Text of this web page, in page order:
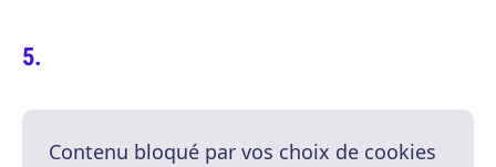
Contenu bloqué par vos choix de cookies